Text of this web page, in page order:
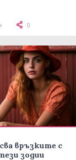
0
връзките с
зодии